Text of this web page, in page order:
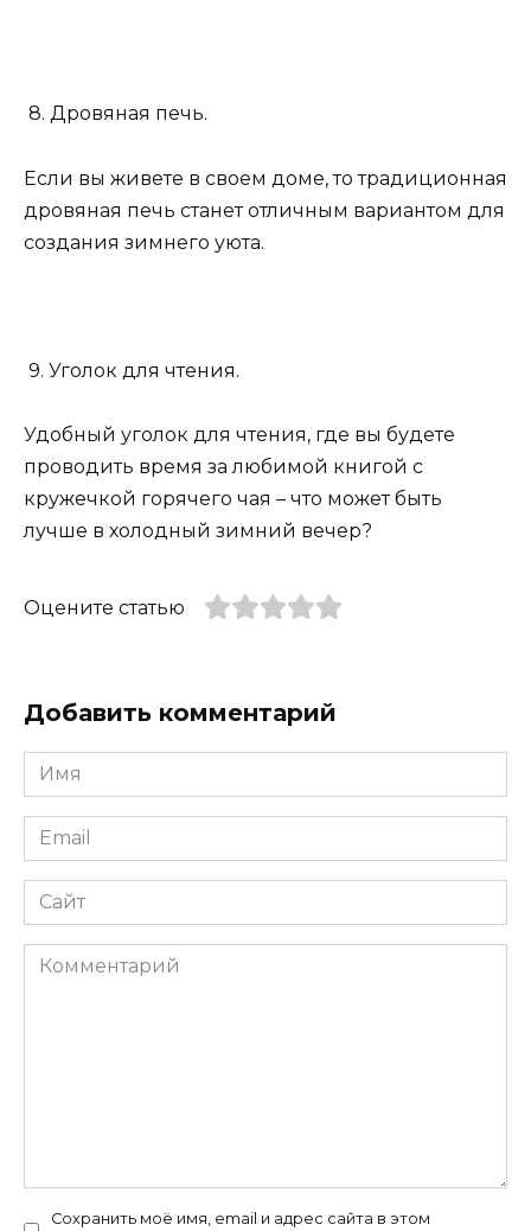
8. Дровяная печь.
Если вы живете в своем доме, то традиционная
дровяная печь станет отличным вариантом для
создания зимнего уюта.
9. Уголок для чтения.
Удобный уголок для чтения, где вы будете
проводить время за любимой книгой с
кружечкой горячего чая – что может быть
лучше в холодный зимний вечер?
Оцените статью
Добавить комментарий
Имя
*
Email
*
Сайт
Комментарий
Сохранить моё имя, email и адрес сайта в этом